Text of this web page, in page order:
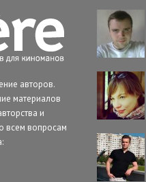
авторов.
материалов
и
всем вопросам